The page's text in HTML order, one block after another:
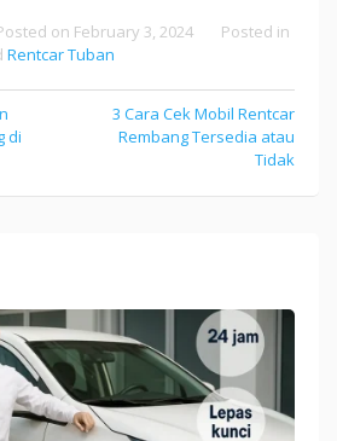
on February 3, 2024
Posted in
Rentcar Tuban
di
3 Cara Cek Mobil Rentcar
Rembang Tersedia atau
Tidak